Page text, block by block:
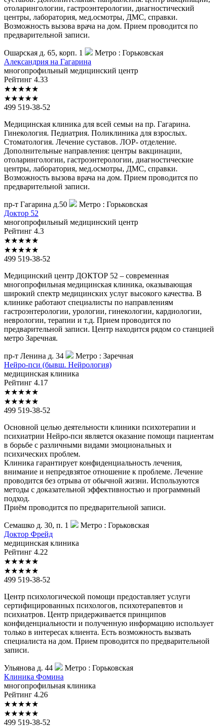
отоларингологии, гастроэнтерологии, диагностический
центры, лаборатория, мед.осмотры, ДМС, справки.
Возможность вызова врача на дом. Прием проводится по
предварительной записи.
Ошарская д. 65, корп. 1 Метро : Горьковская
Александрия на Гагарина
многопрофильный медицинский центр
Рейтинг 4.33
★★★★★
★★★★★
499 519-38-52
Медицинская клиника для всей семьи на пр. Гагарина.
Гинекология. Педиатрия. Поликлиника для взрослых.
Стоматология. Лечение суставов. ЛОР- отделение.
Дополнительные направления: центры вакцинации,
отоларингологии, гастроэнтерологии, диагностические
центры, лаборатория, мед.осмотры, ДМС, справки.
Возможность вызова врача на дом. Прием проводится по
предварительной записи.
пр-т Гагарина д.50 Метро : Горьковская
Доктор 52
многопрофильный медицинский центр
Рейтинг 4.3
★★★★★
★★★★★
499 519-38-52
Медицинский центр ДОКТОР 52 – современная
многопрофильная медицинская клиника, оказывающая
широкий спектр медицинских услуг высокого качества. В
клинике работают специалисты по направлениям
гастроэнтерологии, урологии, гинекологии, кардиологии,
неврологии, терапии и т.д. Прием проводится по
предварительной записи. Центр находится рядом со станцией
метро Заречная.
пр-т Ленина д. 34 Метро : Заречная
Нейро-пси (бывш. Нейрология)
медицинская клиника
Рейтинг 4.17
★★★★★
★★★★★
499 519-38-52
Основной целью деятельности клиники психотерапии и
психиатрии Нейро-пси является оказание помощи пациентам
в борьбе с различными видами эмоциональных и
психических проблем.
Клиника гарантирует конфиденциальность лечения,
внимание и непредвзятое отношение к проблеме. Лечение
проводится без отрыва от обычной жизни. Используются
методы с доказательной эффективностью и программный
подход.
Приём проводится по предварительной записи.
Семашко д. 30, п. 1 Метро : Горьковская
Доктор Фрейд
медицинская клиника
Рейтинг 4.22
★★★★★
★★★★★
499 519-38-52
Центр психологической помощи предоставляет услуги
сертифицированных психологов, психотерапевтов и
психиатров. Центр придерживается принципов
конфиденциальности и полученную информацию использует
только в интересах клиента. Есть возможность вызвать
специалиста на дом. Прием проводится по предварительной
записи.
Ульянова д. 44 Метро : Горьковская
Клиника Фомина
многопрофильная клиника
Рейтинг 4.26
★★★★★
★★★★★
499 519-38-52